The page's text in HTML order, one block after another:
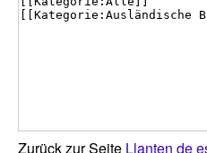
Zurück zur Seite Llanten de